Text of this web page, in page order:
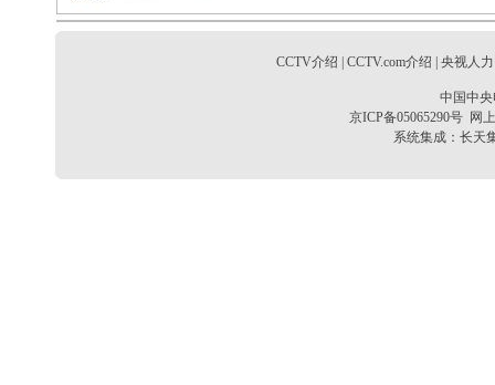
CCTV介绍 CCTV.com介绍 央视人
中国中
京ICP备05065290号 网
系统集成： 长天